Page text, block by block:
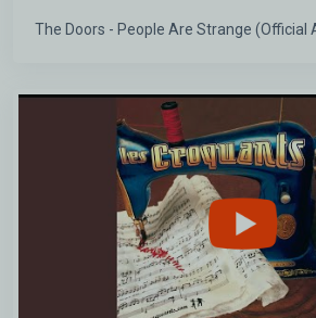
The Doors - People Are Strange (Official